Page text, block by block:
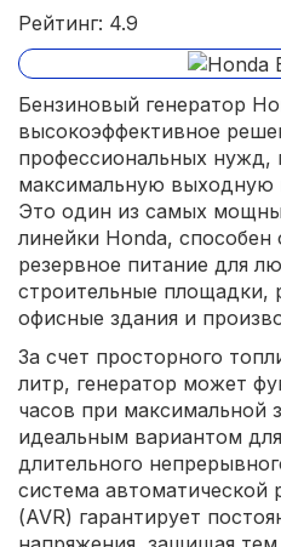
Рейтинг: 4.9
Бензиновый генератор
высокоэффективное
профессиональных нужд,
максимальную
Это один из самых
линейки Honda,
резервное питание для
строительные площадки,
офисные здания и
За счет просторного
литр, генератор может
часов при максимальной
идеальным вариантом
длительного
система автоматической
(AVR) гарантирует